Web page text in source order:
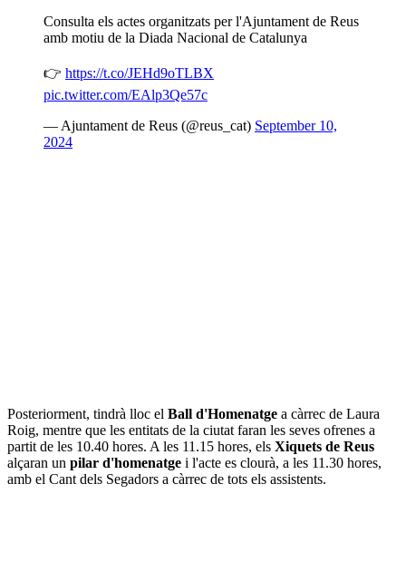
Consulta els actes organitzats per l'Ajuntament de Reus
amb motiu de la Diada Nacional de Catalunya
👉 https://t.co/JEHd9oTLBX
pic.twitter.com/EAlp3Qe57c
— Ajuntament de Reus (@reus_cat) September 10,
2024
Posteriorment, tindrà lloc el Ball d'Homenatge a càrrec de Laura
Roig, mentre que les entitats de la ciutat faran les seves ofrenes a
partit de les 10.40 hores. A les 11.15 hores, els Xiquets de Reus
alçaran un pilar d'homenatge i l'acte es clourà, a les 11.30 hores,
amb el Cant dels Segadors a càrrec de tots els assistents.